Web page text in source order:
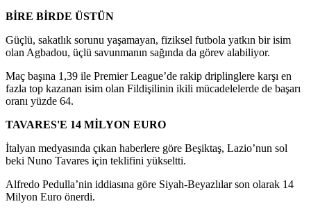
BİRE BİRDE ÜSTÜN
Güçlü, sakatlık sorunu yaşamayan, fiziksel futbola yatkın bir isim
olan Agbadou, üçlü savunmanın sağında da görev alabiliyor.
Maç başına 1,39 ile Premier League’de rakip driplinglere karşı en
fazla top kazanan isim olan Fildişilinin ikili mücadelelerde de başarı
oranı yüzde 64.
TAVARES'E 14 MİLYON EURO
İtalyan medyasında çıkan haberlere göre Beşiktaş, Lazio’nun sol
beki Nuno Tavares için teklifini yükseltti.
Alfredo Pedulla’nin iddiasına göre Siyah-Beyazlılar son olarak 14
Milyon Euro önerdi.